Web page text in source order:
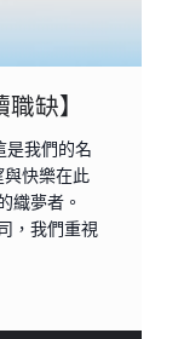
缺】
是我們的名
快樂在此
織夢者。
，我們重視